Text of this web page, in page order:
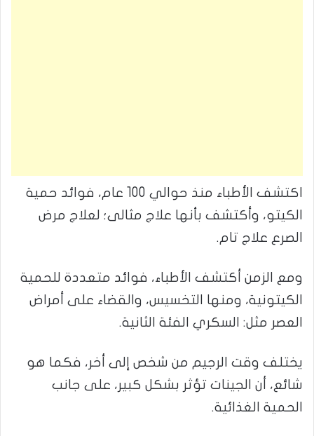
اكتشف الأطباء منذ حوالي 100 عام، فوائد حمية
الكيتو، وأكتشف بأنها علاج مثالى؛ لعلاج مرض
الصرع علاج تام.
ومع الزمن أكتشف الأطباء، فوائد متعددة للحمية
الكيتونية، ومنها التخسيس، والقضاء على أمراض
العصر مثل: السكري الفئة الثانية.
يختلف وقت الرجيم من شخص إلى أخر، فكما هو
شائع، أن الجينات تؤثر بشكل كبير، على جانب
الحمية الغذائية.